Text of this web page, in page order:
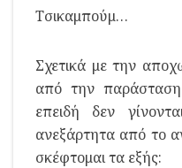
Τσικαμπούμ…
Σχετικά με την
από την παράσταση
επειδή δεν
ανεξάρτητα από το
σκέφτομαι τα εξής: